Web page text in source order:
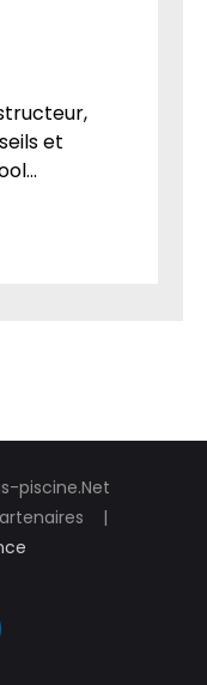
et
piscine.Net